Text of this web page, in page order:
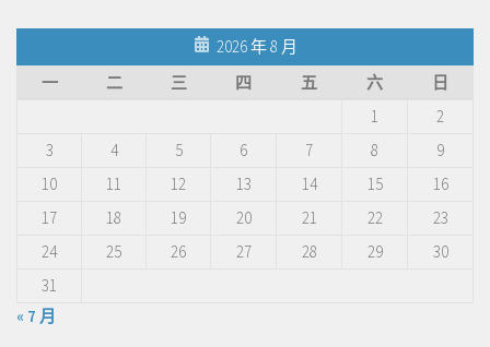
2026 年 8 月
一
二 三 四 五 六
日
1
2
3
4 5 6 7 8
9
10
11 12 13 14 15
16
17
18 19 20 21 22
23
24
25 26 27 28 29
30
31
« 7 月